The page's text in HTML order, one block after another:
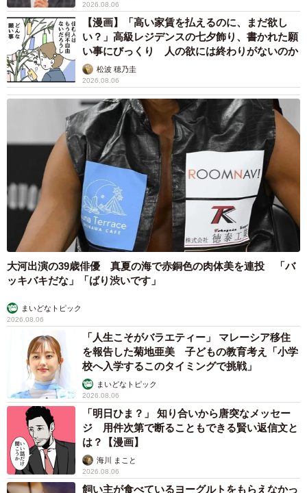
2026.08.06
【漫画】「高い家賃を払えるのに、まだ欲し
い？」高級レジデンスの七夕飾り、書かれた願
い事にびっくり 人の欲には終わりがないのか
松波 穂乃圭
2026.08.06
大河出演の39歳俳優 真夏の海で赤銅色の肉体美を連投 「バ
ッキバキだな」「ばり渋いです」
まいどなトピック
2026.08.06
「人生こそがバラエティー」 マレーシア移住
を報告した菊地亜美 子どもの教育考え「小学
校へ入学するこのタイミングで挑戦」
まいどなトピック
2026.08.06
「明日ひま？」 知り合いから唐突なメッセー
ジ 用件次第で断ることもできる賢い返信文と
は？【漫画】
海川 まこと
2026.08.06
飼い主が食べているヨーグルトをもらえなかっ